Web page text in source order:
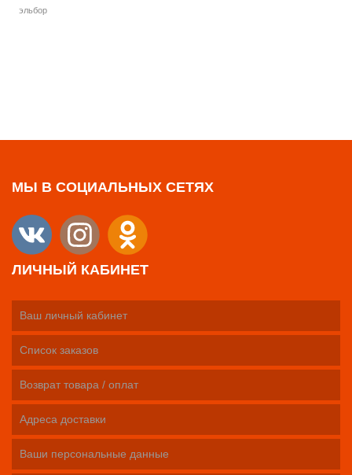
эльбор
МЫ В СОЦИАЛЬНЫХ СЕТЯХ
ЛИЧНЫЙ КАБИНЕТ
Ваш личный кабинет
Список заказов
Возврат товара / оплат
Адреса доставки
Ваши персональные данные